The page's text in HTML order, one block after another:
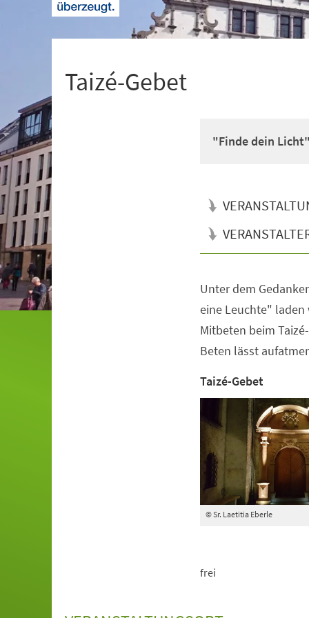
Taizé-Gebet
"Finde dein Licht"
Unter dem
eine Leuchte"
Mitbeten beim
Beten lässt
Taizé-Gebet
© Sr. Laetitia Eberle
frei